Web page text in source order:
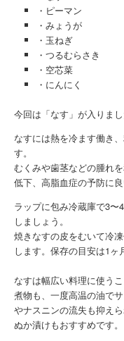
・ピーマン
・みょうが
・玉ねぎ
・つるむらさき
・空芯菜
・にんにく
今回は「なす」が入りまし
なすには熱を冷ます働き
す。
むくみや歯茎などの腫れ
低下、高脂血症の予防に
ラップに包み冷蔵庫で3
しましょう。
焼きなすの皮をむいて冷
します。保存の目安は1ヶ
なすは幅広い料理に使う
煮物も、一度高温の油で
やナスニンの流失も抑えら
ぬか漬けもおすすめです。